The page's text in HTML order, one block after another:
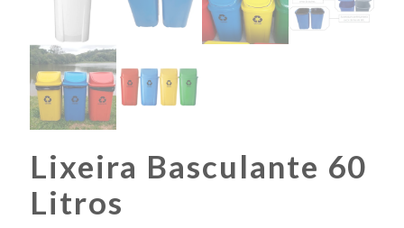
Lixeira Basculante 60
Litros